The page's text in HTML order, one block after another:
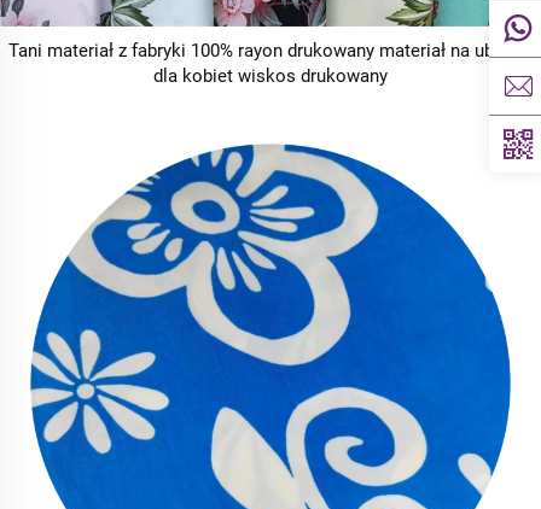
Tani materiał z fabryki 100% rayon drukowany materiał na ubrania
dla kobiet wiskos drukowany